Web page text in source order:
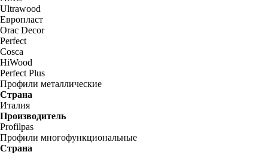
Ultrawood
Европласт
Orac Decor
Perfect
Cosca
HiWood
Perfect Plus
Профили металлические
Страна
Италия
Производитель
Profilpas
Профили многофункциональные
Страна